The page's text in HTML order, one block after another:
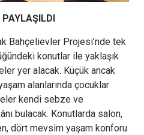
Bahçelievler Projesi’nde tek
konutlar ile yaklaşık
yer alacak. Küçük ancak
alanlarında çocuklar
kendi sebze ve
bulacak. Konutlarda salon,
dört mevsim yaşam konforu